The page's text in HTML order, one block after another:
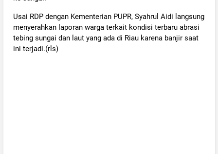
Usai RDP dengan Kementerian PUPR, Syahrul Aidi langsung
menyerahkan laporan warga terkait kondisi terbaru abrasi
tebing sungai dan laut yang ada di Riau karena banjir saat
ini terjadi.(rls)